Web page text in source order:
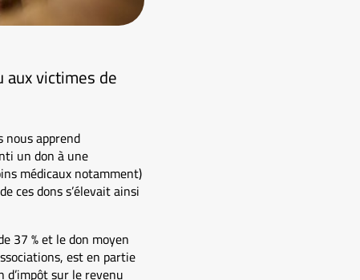
victimes de
nous apprend
un don à une
médicaux notamment)
ces dons s’élevait ainsi
37 % et le don moyen
est en partie
sur le revenu